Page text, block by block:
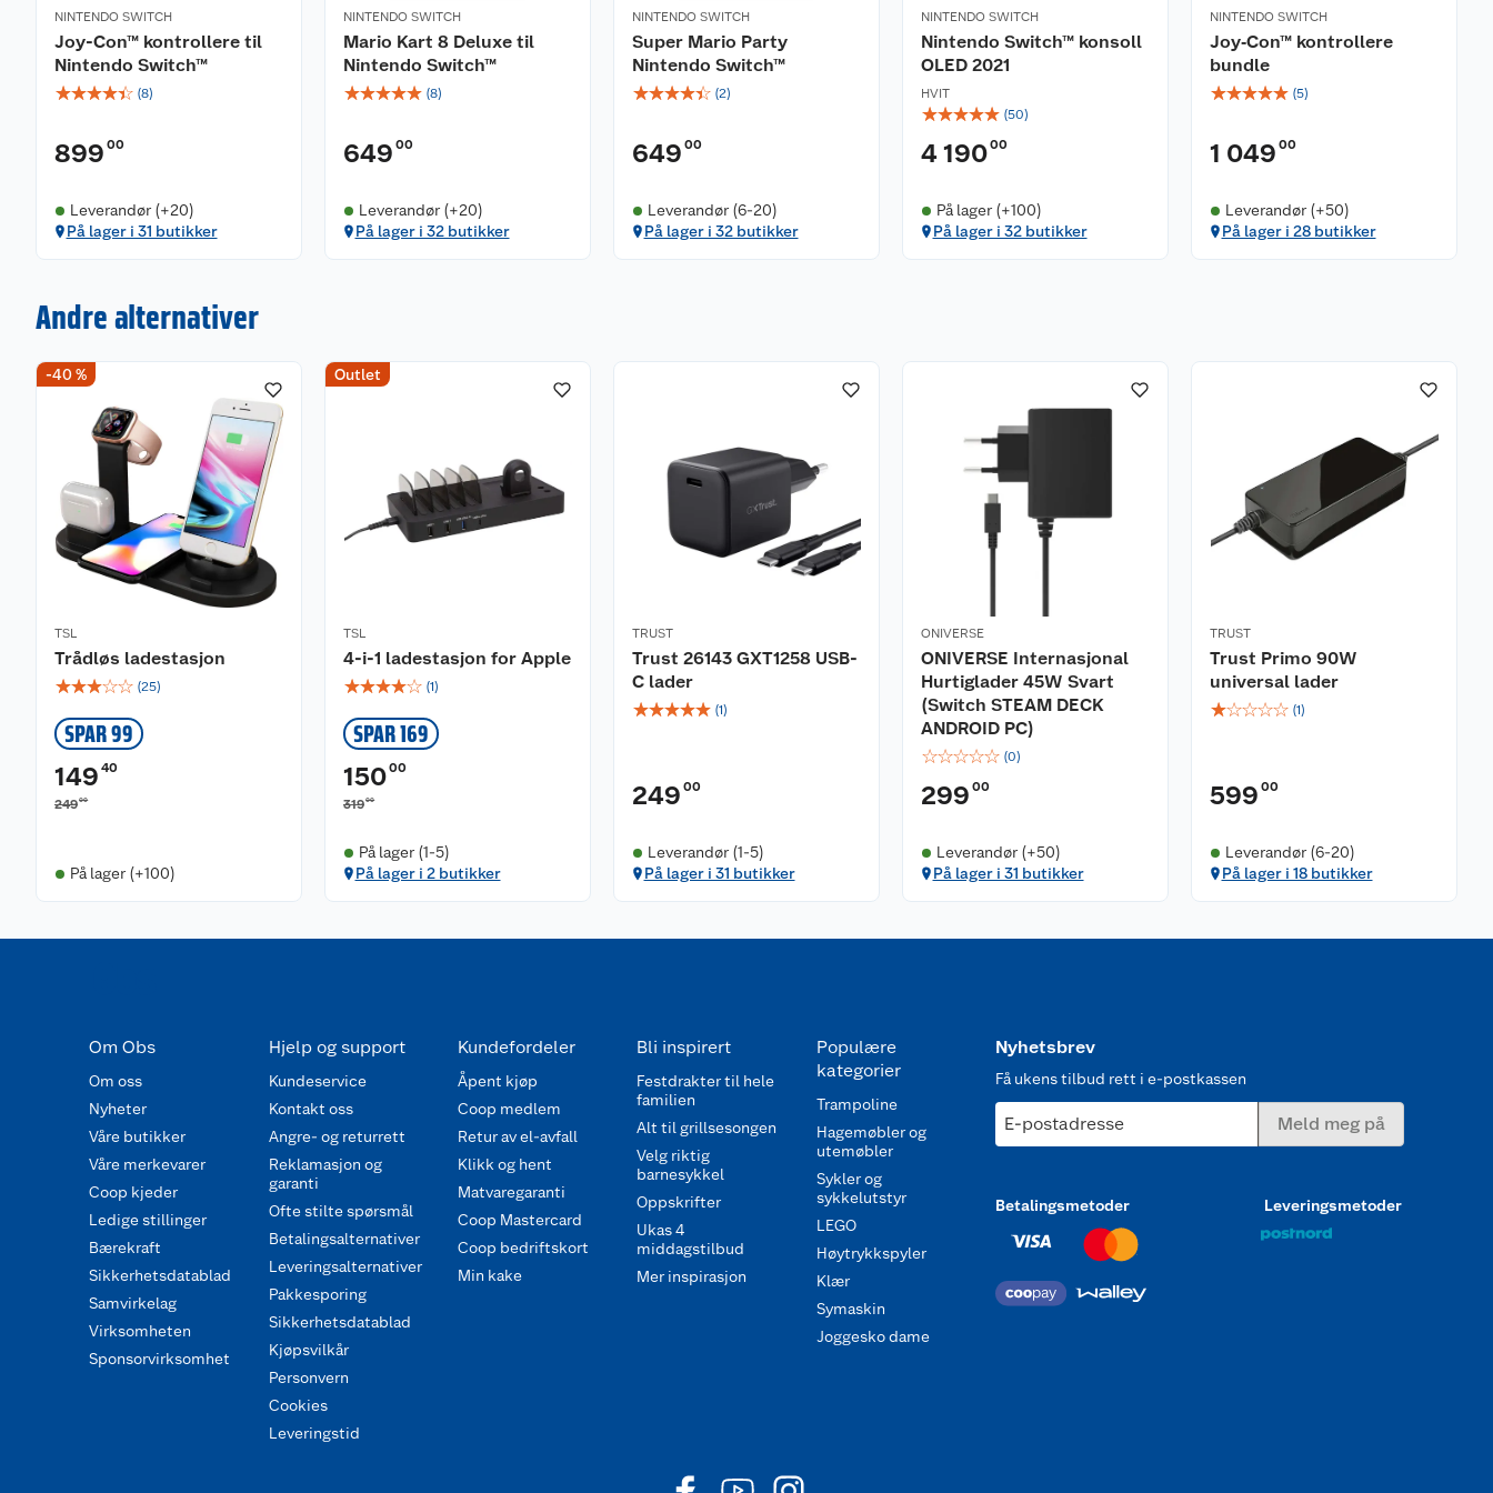
NINTENDO SWITCH
Joy-Con™ kontrollere til
Nintendo Switch™
☆☆☆☆☆ (8)
899 00
Leverandør (+20)
På lager i 31 butikker
NINTENDO SWITCH
Mario Kart 8 Deluxe til
Nintendo Switch™
☆☆☆☆☆ (8)
649 00
Leverandør (+20)
På lager i 32 butikker
NINTENDO SWITCH
Super Mario Party
Nintendo Switch™
☆☆☆☆☆ (2)
649 00
Leverandør (6-20)
På lager i 32 butikker
NINTENDO SWITCH
Nintendo Switch™ konsoll
OLED 2021
HVIT
☆☆☆☆☆ (50)
4 19000
På lager (+100)
På lager i 32 butikker
NINTENDO SWITCH
Joy‑Con™ kontrollere
bundle
☆☆☆☆☆ (5)
1 049 00
Leverandør (+50)
På lager i 28 butikker
Andre alternativer
-40 %
TSL
Trådløs ladestasjon
☆☆☆☆☆ (25)
SPAR 99
149 40
24900
På lager (+100)
Outlet
TSL
4-i-1 ladestasjon for Apple
☆☆☆☆☆ (1)
SPAR 169
15000
31900
På lager (1-5)
På lager i 2 butikker
TRUST
Trust 26143 GXT1258 USB-
C lader
☆☆☆☆☆ (1)
249 00
Leverandør (1-5)
På lager i 31 butikker
ONIVERSE
ONIVERSE Internasjonal
Hurtiglader 45W Svart
(Switch STEAM DECK
ANDROID PC)
☆☆☆☆☆ (0)
299 00
Leverandør (+50)
På lager i 31 butikker
TRUST
Trust Primo 90W
universal lader
☆☆☆☆☆ (1)
599 00
Leverandør (6-20)
På lager i 18 butikker
Om Obs
Om oss
Nyheter
Våre butikker
Våre merkevarer
Coop kjeder
Ledige stillinger
Bærekraft
Sikkerhetsdatablad
Samvirkelag
Virksomheten
Sponsorvirksomhet
Hjelp og support
Kundeservice
Kontakt oss
Angre- og returrett
Reklamasjon og
garanti
Ofte stilte spørsmål
Betalingsalternativer
Leveringsalternativer
Pakkesporing
Sikkerhetsdatablad
Kjøpsvilkår
Personvern
Cookies
Leveringstid
Kundefordeler
Åpent kjøp
Coop medlem
Retur av el-avfall
Klikk og hent
Matvaregaranti
Coop Mastercard
Coop bedriftskort
Min kake
Bli inspirert
Festdrakter til hele
familien
Alt til grillsesongen
Velg riktig
barnesykkel
Oppskrifter
Ukas 4
middagstilbud
Mer inspirasjon
Populære
kategorier
Trampoline
Hagemøbler og
utemøbler
Sykler og
sykkelutstyr
LEGO
Høytrykkspyler
Klær
Symaskin
Joggesko dame
Nyhetsbrev
Få ukens tilbud rett i e-postkassen
E-postadresse Meld meg på
Betalingsmetoder Leveringsmetoder